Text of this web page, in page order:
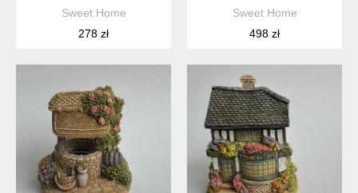
Sweet Home
278 zł
Sweet Home
498 zł